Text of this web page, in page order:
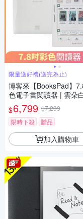
限量送好禮(送完為止)
博客來【BooksPad】
色電子書閱讀器 | 雲朵
$6,799 $7,299
限時下殺
贈品
加入購物車